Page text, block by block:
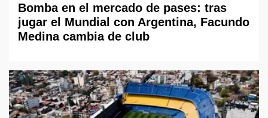
Bomba en el mercado de pases: tras
jugar el Mundial con Argentina, Facundo
Medina cambia de club